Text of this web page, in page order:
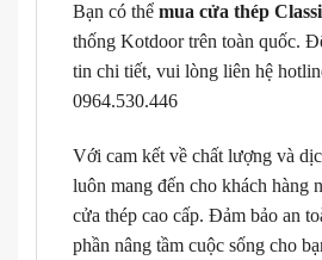
Bạn có thể mua cửa thép
thống Kotdoor trên toàn quốc.
tin chi tiết, vui lòng liên hệ
0964.530.446
Với cam kết về chất lượng và
luôn mang đến cho khách hàng
cửa thép cao cấp. Đảm bảo an
phần nâng tầm cuộc sống cho